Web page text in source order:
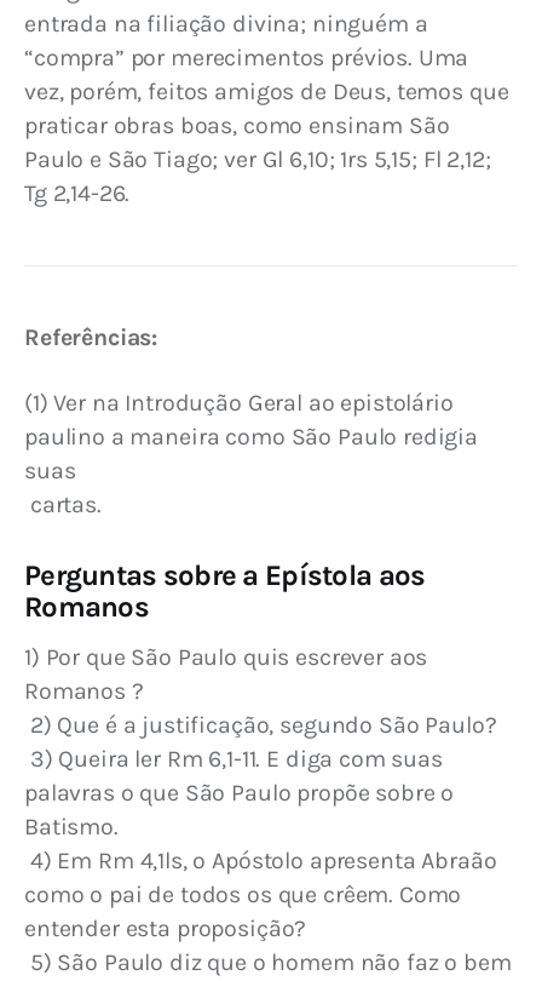
entrada na filiação divina; ninguém a
“compra” por merecimentos prévios. Uma
vez, porém, feitos amigos de Deus, temos que
praticar obras boas, como ensinam São
Paulo e São Tiago; ver Gl 6,10; 1rs 5,15; Fl 2,12;
Tg 2,14-26.
Referências:
(1) Ver na Introdução Geral ao epistolário
paulino a maneira como São Paulo redigia
suas
cartas.
Perguntas sobre a Epístola aos
Romanos
1) Por que São Paulo quis escrever aos
Romanos ?
2) Que é a justificação, segundo São Paulo?
palavras o que São Paulo propõe sobre o
Batismo.
como o pai de todos os que crêem. Como
entender esta proposição?